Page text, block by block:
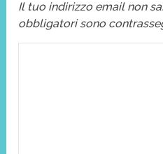
Il tuo indirizzo email non
obbligatori sono